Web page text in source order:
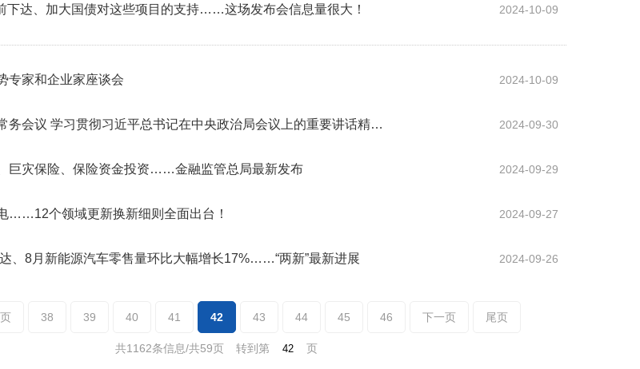
2024-10-09
下达、加大国债对这些项目的支持……这场发布会信息量很大！
2024-10-09
专家和企业家座谈会
2024-09-30
务会议 学习贯彻习近平总书记在中央政治局会议上的重要讲话精…
2024-09-29
巨灾保险、保险资金投资……金融监管总局最新发布
2024-09-27
……12个领域更新换新细则全面出台！
2024-09-26
、8月新能源汽车零售量环比大幅增长17%……“两新”最新进展
38 39 40 41 42 43 44 45 46 下一页 尾页
共1162条信息/共59页 转到第 页